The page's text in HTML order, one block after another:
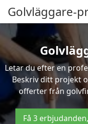
Golvläggare-
Letar du efter en
Beskriv ditt projekt
offerter från
Få 3